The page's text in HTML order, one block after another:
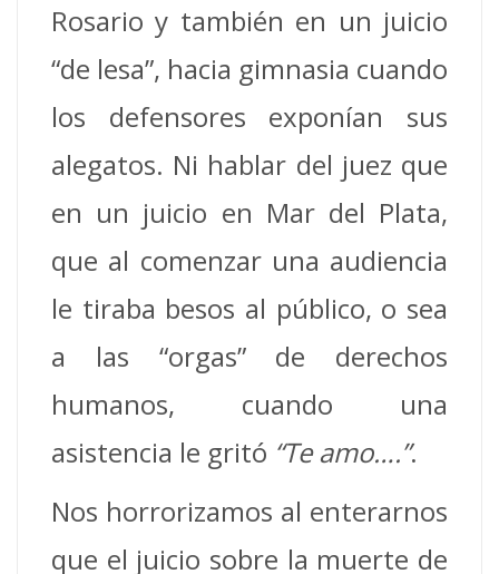
Rosario y también en un juicio
“de lesa”, hacia gimnasia cuando
los defensores exponían sus
alegatos. Ni hablar del juez que
en un juicio en Mar del Plata,
que al comenzar una audiencia
le tiraba besos al público, o sea
a las “orgas” de derechos
humanos, cuando una
asistencia le gritó “Te amo….”.
Nos horrorizamos al enterarnos
que el juicio sobre la muerte de